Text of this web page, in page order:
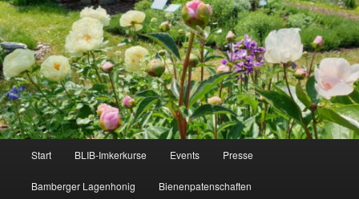
Start BLIB-Imkerkurse Events Presse
Bamberger Lagenhonig Bienenpatenschaften